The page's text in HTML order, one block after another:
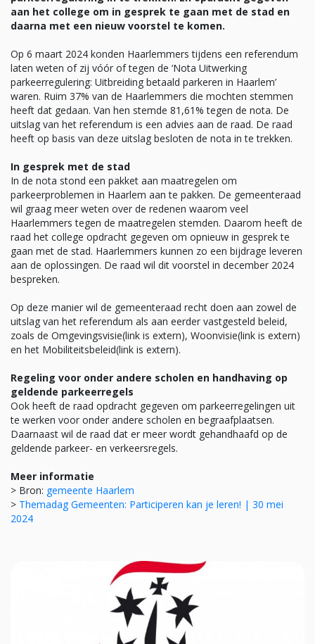
aan het college om in gesprek te gaan met de stad en
daarna met een nieuw voorstel te komen.
Op 6 maart 2024 konden Haarlemmers tijdens een referendum
laten weten of zij vóór of tegen de ‘Nota Uitwerking
parkeerregulering: Uitbreiding betaald parkeren in Haarlem’
waren. Ruim 37% van de Haarlemmers die mochten stemmen
heeft dat gedaan. Van hen stemde 81,61% tegen de nota. De
uitslag van het referendum is een advies aan de raad. De raad
heeft op basis van deze uitslag besloten de nota in te trekken.
In gesprek met de stad
In de nota stond een pakket aan maatregelen om
parkeerproblemen in Haarlem aan te pakken. De gemeenteraad
wil graag meer weten over de redenen waarom veel
Haarlemmers tegen de maatregelen stemden. Daarom heeft de
raad het college opdracht gegeven om opnieuw in gesprek te
gaan met de stad. Haarlemmers kunnen zo een bijdrage leveren
aan de oplossingen. De raad wil dit voorstel in december 2024
bespreken.
Op deze manier wil de gemeenteraad recht doen aan zowel de
uitslag van het referendum als aan eerder vastgesteld beleid,
zoals de Omgevingsvisie(link is extern), Woonvisie(link is extern)
en het Mobiliteitsbeleid(link is extern).
Regeling voor onder andere scholen en handhaving op
geldende parkeerregels
Ook heeft de raad opdracht gegeven om parkeerregelingen uit
te werken voor onder andere scholen en begraafplaatsen.
Daarnaast wil de raad dat er meer wordt gehandhaafd op de
geldende parkeer- en verkeersregels.
Meer informatie
> Bron: gemeente Haarlem
> Themadag Gemeenten: Participeren kan je leren! | 30 mei
2024